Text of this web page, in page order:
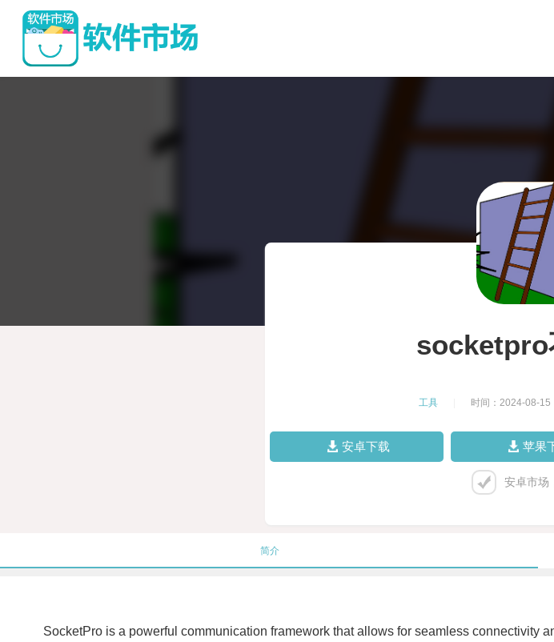
socketpro
工具 时间：2024-08-15
安卓下载 苹果
安卓市场
简介
SocketPro is a powerful communication framework that allows for seamless connectivity